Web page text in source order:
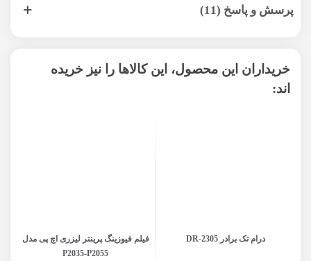
پرسش و پاسخ (11)
خریداران این محصول، این کالاها را نیز خریده
اند:
درام تک برادر DR-2305
فیلم فیوزینگ پرینتر لیزری اچ پی مدل
P2035-P2055